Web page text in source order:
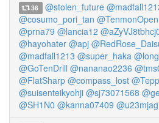
36 @stolen_future
@cosumo_pori_tan @TenmonOpen
@prna79 @lancia12
@hayohater @apj
@madfall1213 @super_haka
@GoTenDrill @nananao2236
@FlatSharp @compass_lost
@suisenteikyohji @sj73071568
@SH1N0 @kanna07409 @u23mjag